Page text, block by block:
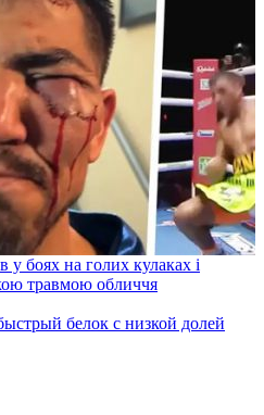
у боях на голих кулаках і
травмою обличчя
белок с низкой долей